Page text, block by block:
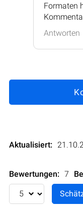
Formaten
Antworten
Aktualisiert:
Bewertungen: 7